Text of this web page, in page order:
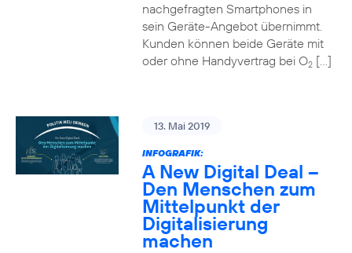
nachgefragten Smartphones in
sein Geräte-Angebot übernimmt.
Kunden können beide Geräte mit
oder ohne Handyvertrag bei O2[…]
13. Mai 2019
INFOGRAFIK:
A New Digital Deal –
Den Menschen zum
Mittelpunkt der
Digitalisierung
machen